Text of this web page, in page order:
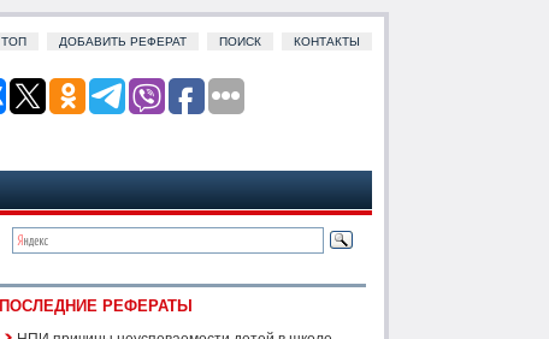
ТОП ДОБАВИТЬ РЕФЕРАТ ПОИСК КОНТАКТЫ
ПОСЛЕДНИЕ РЕФЕРАТЫ